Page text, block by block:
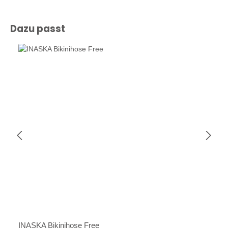
Produktgalerie überspringen
Dazu passt
INASKA Bikinihose Free